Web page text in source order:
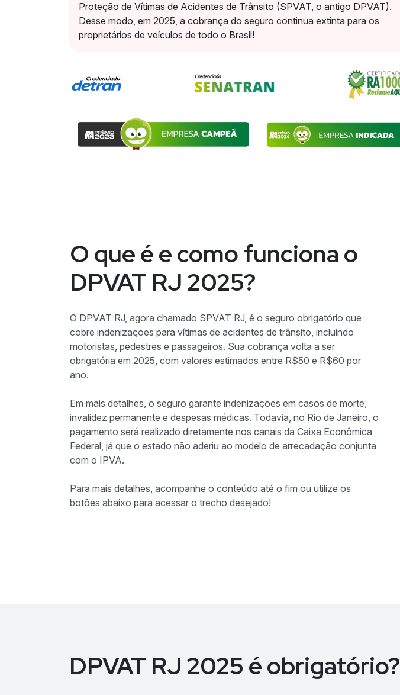
Proteção de Vítimas de Acidentes de Trânsito (SPVAT, o antigo DPVAT).
Desse modo, em 2025, a cobrança do seguro continua extinta para os
proprietários de veículos de todo o Brasil!
O que é e como funciona o
DPVAT RJ 2025?
O DPVAT RJ, agora chamado SPVAT RJ, é o seguro obrigatório que
cobre indenizações para vítimas de acidentes de trânsito, incluindo
motoristas, pedestres e passageiros. Sua cobrança volta a ser
obrigatória em 2025, com valores estimados entre R$50 e R$60 por
ano.
Em mais detalhes, o seguro garante indenizações em casos de morte,
invalidez permanente e despesas médicas. Todavia, no Rio de Janeiro, o
pagamento será realizado diretamente nos canais da Caixa Econômica
Federal, já que o estado não aderiu ao modelo de arrecadação conjunta
com o IPVA.
Para mais detalhes, acompanhe o conteúdo até o fim ou utilize os
botões abaixo para acessar o trecho desejado!
DPVAT RJ 2025 é obrigatório?